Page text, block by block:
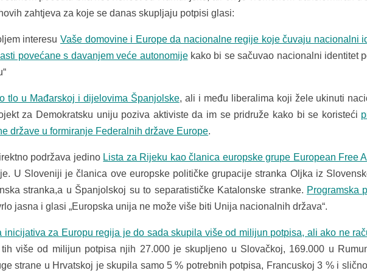
zahtjeva za koje se danas skupljaju potpisi glasi:
interesu Vaše domovine i Europe da nacionalne regije koje čuvaju nacionalni
povećane s davanjem veće autonomijekako bi se sačuvao nacionalni identitet
tlo u Mađarskoj i dijelovima Španjolske, ali i među liberalima koji žele ukinuti
za Demokratsku uniju poziva aktiviste da im se pridruže kako bi se koristeći
države u formiranje Federalnih države Europe.
podržava jedino Lista za Rijeku kao članica europske grupe European Free
U Sloveniji je članica ove europske političke grupacije stranka Oljka iz
stranka,a u Španjolskoj su to separatističke Katalonske stranke. Programska
jasna i glasi „Europska unija ne može više biti Unija nacionalnih država“.
inicijativa za Europu regija je do sada skupila više od milijun potpisa, ali ako ne
više od milijun potpisa njih 27.000 je skupljeno u Slovačkoj, 169.000 u
strane u Hrvatskoj je skupila samo 5 % potrebnih potpisa, Francuskoj 3 % i